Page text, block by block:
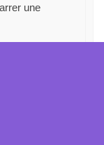
une